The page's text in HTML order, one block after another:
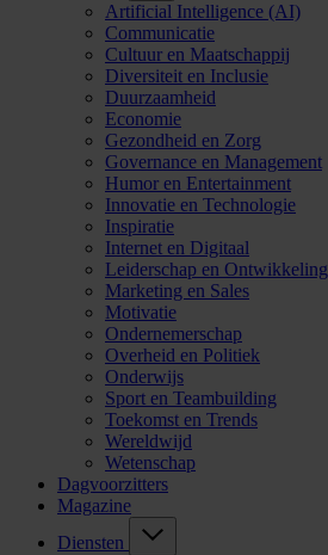
Artificial Intelligence (AI)
Communicatie
Cultuur en Maatschappij
Diversiteit en Inclusie
Duurzaamheid
Economie
Gezondheid en Zorg
Governance en Management
Humor en Entertainment
Innovatie en Technologie
Inspiratie
Internet en Digitaal
Leiderschap en Ontwikkeling
Marketing en Sales
Motivatie
Ondernemerschap
Overheid en Politiek
Onderwijs
Sport en Teambuilding
Toekomst en Trends
Wereldwijd
Wetenschap
Dagvoorzitters
Magazine
Diensten